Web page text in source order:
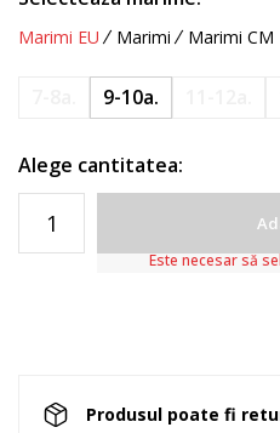
Marimi EU Marimi Marimi CM
9-10a.
Alege cantitatea:
Este necesar să
Produsul poate fi